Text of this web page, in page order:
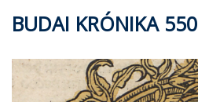
BUDAI KRÓNIKA 550